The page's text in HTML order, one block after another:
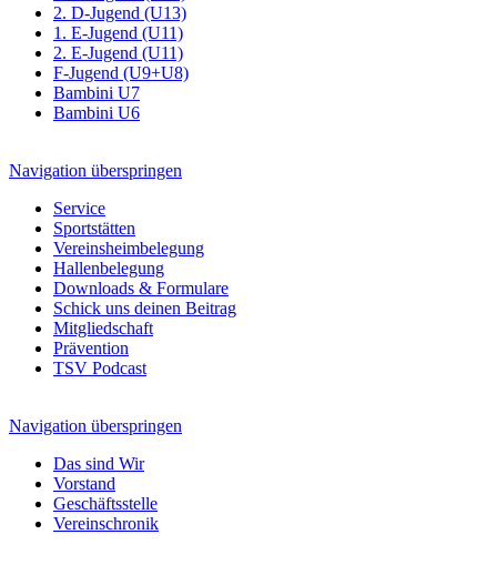
2. D-Jugend (U13)
1. E-Jugend (U11)
2. E-Jugend (U11)
F-Jugend (U9+U8)
Bambini U7
Bambini U6
Navigation überspringen
Service
Sportstätten
Vereinsheimbelegung
Hallenbelegung
Downloads & Formulare
Schick uns deinen Beitrag
Mitgliedschaft
Prävention
TSV Podcast
Navigation überspringen
Das sind Wir
Vorstand
Geschäftsstelle
Vereinschronik